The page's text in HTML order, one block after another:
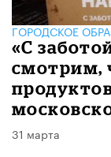
ГОРОДСКОЕ
«С
смотрим,
31 марта